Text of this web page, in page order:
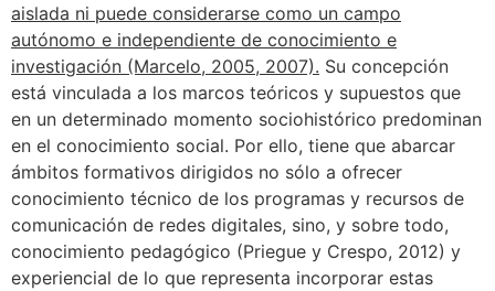
aislada ni puede considerarse como un campo
autónomo e independiente de conocimiento e
investigación (Marcelo, 2005, 2007). Su concepción
está vinculada a los marcos teóricos y supuestos que
en un determinado momento sociohistórico predominan
en el conocimiento social. Por ello, tiene que abarcar
ámbitos formativos dirigidos no sólo a ofrecer
conocimiento técnico de los programas y recursos de
comunicación de redes digitales, sino, y sobre todo,
conocimiento pedagógico (Priegue y Crespo, 2012) y
experiencial de lo que representa incorporar estas